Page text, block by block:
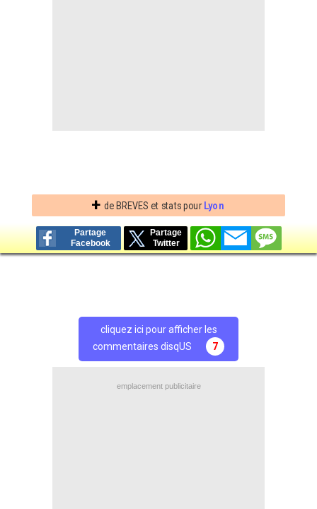
+ de BREVES et stats pour Lyon
Partage
Facebook
Partage
Twitter
cliquez ici pour afficher les
commentaires disqUS
7
emplacement publicitaire